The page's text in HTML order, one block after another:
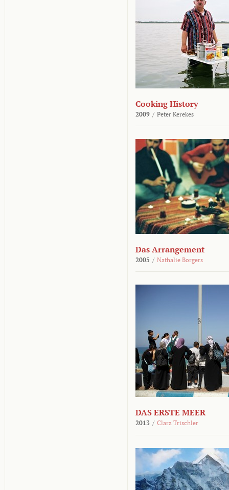
Cooking History
2009 / Peter Kerekes
Das Arrangement
2005 / Nathalie Borgers
DAS ERSTE MEER
2013 / Clara Trischler